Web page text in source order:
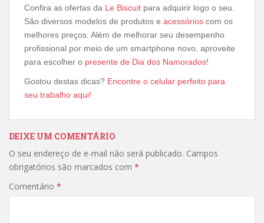
Confira as ofertas da Le Biscuit para adquirir logo o seu.
São diversos modelos de produtos e acessórios com os
melhores preços. Além de melhorar seu desempenho
profissional por meio de um smartphone novo, aproveite
para escolher o presente de Dia dos Namorados!
Gostou destas dicas? Encontre o celular perfeito para
seu trabalho aqui!
DEIXE UM COMENTÁRIO
O seu endereço de e-mail não será publicado. Campos
obrigatórios são marcados com *
Comentário *